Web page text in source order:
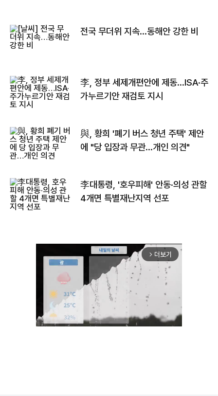
전국 무더위 지속…동해안 강한 비
李, 정부 세제개편안에 제동…ISA·주
가누르기안 재검토 지시
與, 황희 '폐기 버스 청년 주택' 제안
에 "당 입장과 무관…개인 의견"
李대통령, '호우피해' 안동·의성 관할
4개면 특별재난지역 선포
arrow_forward_ios 더보기